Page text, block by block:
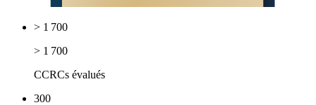
> 1 700
> 1 700
CCRCs évalués
300